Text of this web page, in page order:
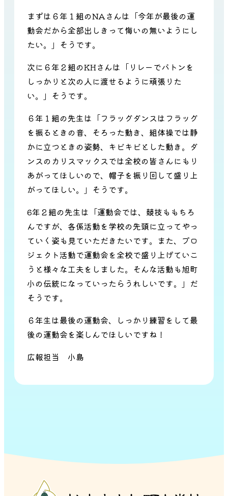
まずは６年１組のNAさんは「今年が最後の運
動会だから全部出しきって悔いの無いようにし
たい。」そうです。
次に６年２組のKHさんは「リレーでバトンを
しっかりと次の人に渡せるように頑張りた
い。」そうです。
６年１組の先生は「フラッグダンスはフラッグ
を振るときの音、そろった動き、組体操では静
かに立つときの姿勢、キビキビとした動き。ダ
ンスのカリスマックスでは全校の皆さんにもり
あがってほしいので、帽子を振り回して盛り上
がってほしい。」そうです。
6年２組の先生は「運動会では、競技ももちろ
んですが、各係活動を学校の先頭に立ってやっ
ていく姿も見ていただきたいです。また、プロ
ジェクト活動で運動会を全校で盛り上げていこ
うと様々な工夫をしました。そんな活動も旭町
小の伝統になっていったらうれしいです。」だ
そうです。
６年生は最後の運動会、しっかり練習をして最
後の運動会を楽しんでほしいですね！
広報担当 小島